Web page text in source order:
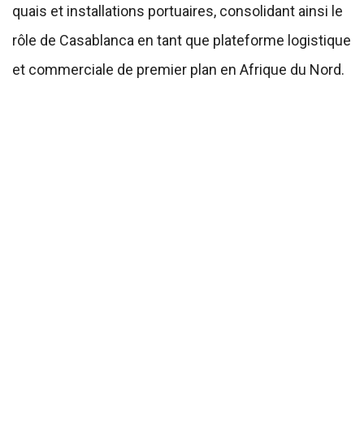
quais et installations portuaires, consolidant ainsi le
rôle de Casablanca en tant que plateforme logistique
et commerciale de premier plan en Afrique du Nord.